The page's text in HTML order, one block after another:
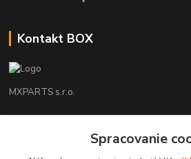
Kontakt BOX
MXPARTS s.r.o.
+421948260186
Spracovanie